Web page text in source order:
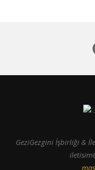
GeziGezgini İşbirliği &